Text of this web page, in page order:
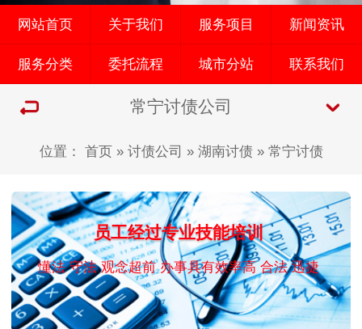
网站首页 关于我们 服务项目 新闻资讯
服务分类 委托流程 城市分站 联系我们
常宁讨债公司
位置： 首页» 讨债公司 » 湖南讨债» 常宁讨债
员工经过专业技能培训
懂法 守法 观念超前 办事具有效率高 合法 迅捷